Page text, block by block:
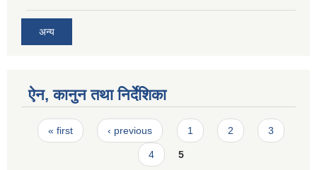
अन्य
ऐन, कानुन तथा निर्देशिका
Pages
« first ‹ previous 1 2 3
4 5